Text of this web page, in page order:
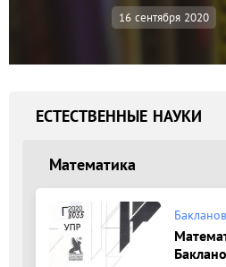
16 сентября 2020
ЕСТЕСТВЕННЫЕ НАУКИ
Математика